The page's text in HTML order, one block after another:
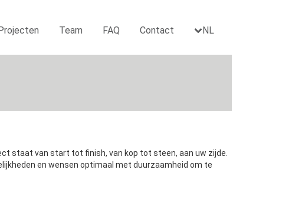
Team FAQ Contact NL
staat van start tot finish, van kop tot steen, aan uw zijde.
en wensen optimaal met duurzaamheid om te